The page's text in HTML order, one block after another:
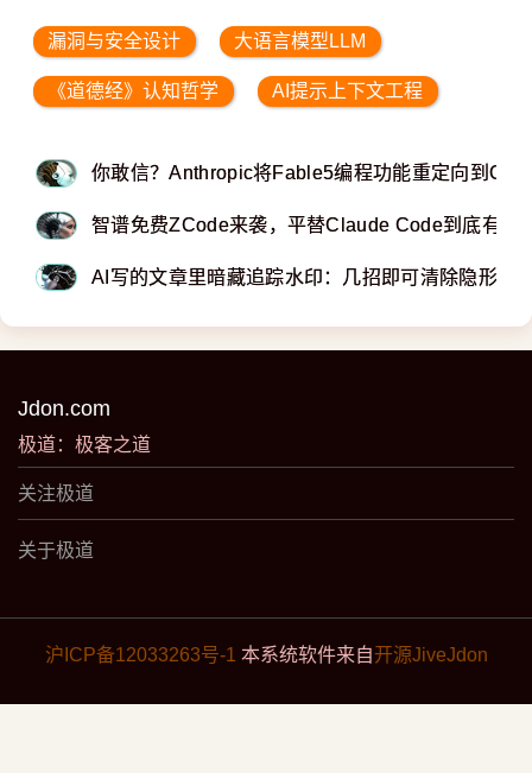
漏洞与安全设计 大语言模型LLM
《道德经》认知哲学 AI提示上下文工程
你敢信？Anthropic将Fable5编程功能重定向到
智谱免费ZCode来袭，平替Claude Code到底有多
AI写的文章里暗藏追踪水印：几招即可清除隐形指
Jdon.com
极道：极客之道
关注极道
关于极道
沪ICP备12033263号-1 本系统软件来自开源JiveJdon